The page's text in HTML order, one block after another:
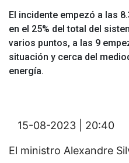
El incidente empezó a las
en el 25% del total del
varios puntos, a las 9
situación y cerca del
energía.
15-08-2023 | 20:40
El ministro Alexandre